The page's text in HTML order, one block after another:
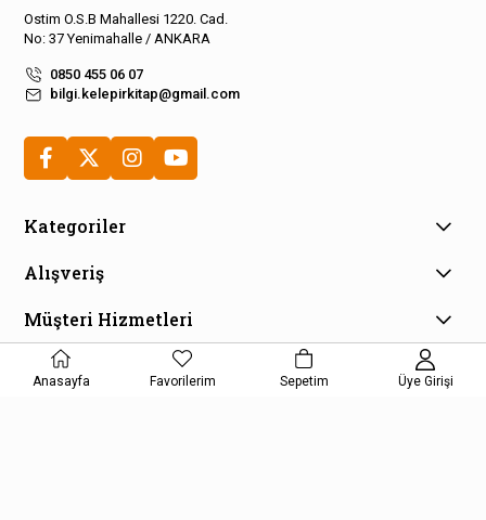
Ostim O.S.B Mahallesi 1220. Cad.
No: 37 Yenimahalle / ANKARA
0850 455 06 07
bilgi.kelepirkitap@gmail.com
Kategoriler
Alışveriş
Müşteri Hizmetleri
E-Bülten Aboneliği
Kampanya ve fırsatlardan haberdar olmak için e-bültenimize
Anasayfa Favorilerim Sepetim Üye Girişi